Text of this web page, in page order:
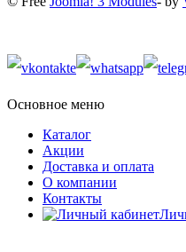
Основное меню
Каталог
Акции
Доставка и оплата
О компании
Контакты